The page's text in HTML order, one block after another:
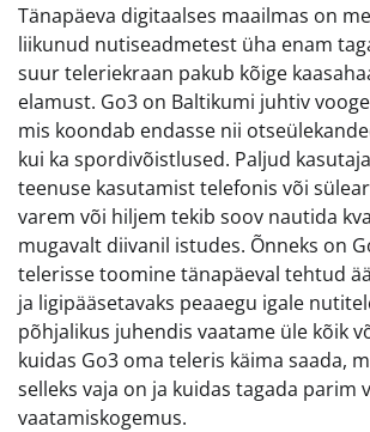
Tänapäeva digitaalses maailmas on
liikunud nutiseadmetest üha enam
suur teleriekraan pakub kõige
elamust. Go3 on Baltikumi juhtiv
mis koondab endasse nii
kui ka spordivõistlused. Paljud
teenuse kasutamist telefonis või
varem või hiljem tekib soov nautida
mugavalt diivanil istudes. Õnneks on
telerisse toomine tänapäeval tehtud
ja ligipääsetavaks peaaegu igale
põhjalikus juhendis vaatame üle kõik
kuidas Go3 oma teleris käima saada,
selleks vaja on ja kuidas tagada parim
vaatamiskogemus.